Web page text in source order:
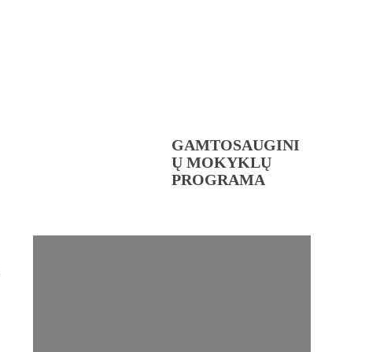
GAMTOSAUGINI
Ų MOKYKLŲ
PROGRAMA